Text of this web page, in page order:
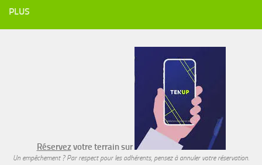
PLUS
Réservez votre terrain sur
Un empêchement ? Par respect pour les adhérents, pensez à annuler votre réservation.